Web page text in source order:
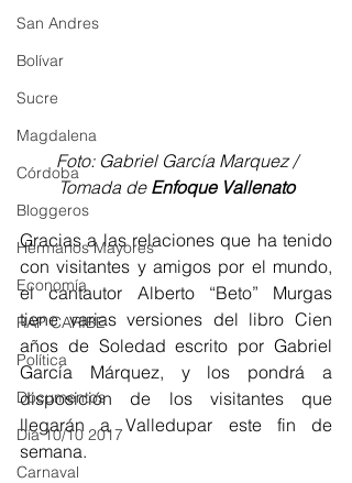
San Andres
Bolívar
Sucre
Magdalena
Córdoba
Bloggeros
Hermanos Mayores
Economía
RAP CARIBE
Política
Documentos
Día 10/10 2017
Carnaval
Foto: Gabriel García Marquez /
Tomada de Enfoque Vallenato
Gracias a las relaciones que ha tenido
con visitantes y amigos por el mundo,
el cantautor Alberto “Beto” Murgas
tiene varias versiones del libro Cien
años de Soledad escrito por Gabriel
García Márquez, y los pondrá a
disposición de los visitantes que
llegarán a Valledupar este fin de
semana.